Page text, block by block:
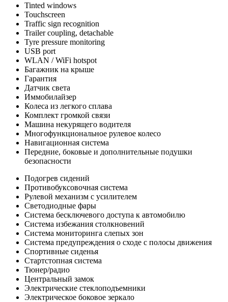
Tinted windows
Touchscreen
Traffic sign recognition
Trailer coupling, detachable
Tyre pressure monitoring
USB port
WLAN / WiFi hotspot
Багажник на крыше
Гарантия
Датчик света
Иммобилайзер
Колеса из легкого сплава
Комплект громкой связи
Машина некурящего водителя
Многофункциональное рулевое колесо
Навигационная система
Передние, боковые и дополнительные подушки
безопасности
Подогрев сидений
Противобуксовочная система
Рулевой механизм с усилителем
Светодиодные фары
Система бесключевого доступа к автомобилю
Система избежания столкновений
Система мониторинга слепых зон
Система предупреждения о сходе с полосы движения
Спортивные сиденья
Стартстопная система
Тюнер/радио
Центральный замок
Электрические стеклоподъемники
Электрическое боковое зеркало